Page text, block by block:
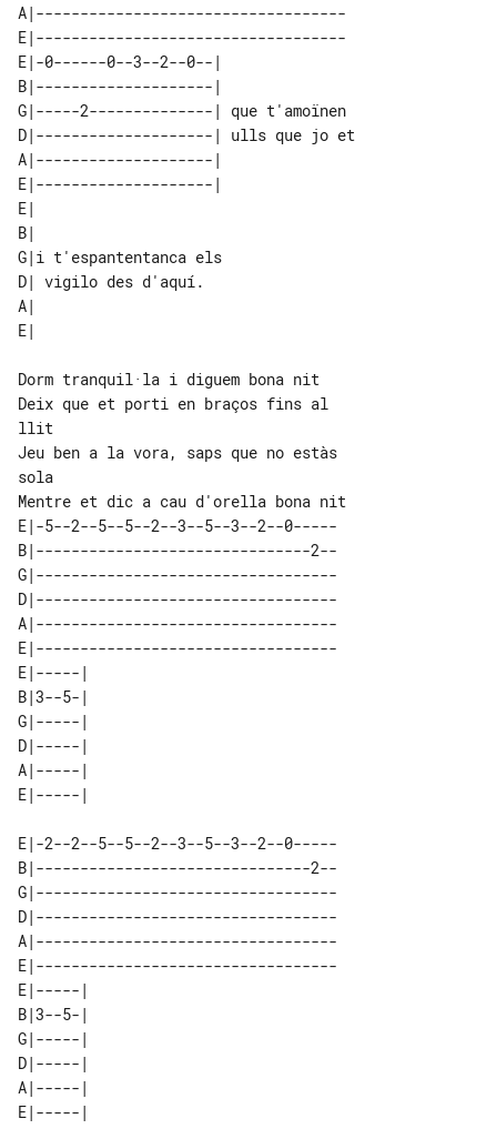
A|-----------------------------------
E|-----------------------------------
E|-0------0--3--2--0--|
B|--------------------|
G|-----2--------------| que t'amoïnen
D|--------------------| ulls que jo et
A|--------------------|
E|--------------------|
E|
B|
G|i t'espantentanca els
D| vigilo des d'aquí.
A|
Dorm tranquil·la i diguem bona nit
Deix que et porti en braços fins al
llit
Jeu ben a la vora, saps que no estàs
sola
E|-5--2--5--5--2--3--5--3--2--0-----
B|-------------------------------2--
G|----------------------------------
D|----------------------------------
A|----------------------------------
E|----------------------------------
E|-----|
B|3--5-|
G|-----|
D|-----|
A|-----|
E|-2--2--5--5--2--3--5--3--2--0-----
B|-------------------------------2--
G|----------------------------------
D|----------------------------------
A|----------------------------------
E|----------------------------------
E|-----|
B|3--5-|
G|-----|
D|-----|
A|-----|